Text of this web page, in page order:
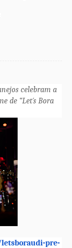
celebram a
de “Let´s Bora
pre-